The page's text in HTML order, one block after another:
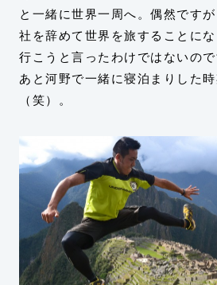
と一緒に世界一周へ。偶然です
社を辞めて世界を旅することに
行こうと言ったわけではないので
あと河野で一緒に寝泊まりした
（笑）。